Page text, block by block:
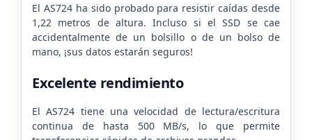
El AS724 ha sido probado para resistir caídas desde
1,22 metros de altura. Incluso si el SSD se cae
accidentalmente de un bolsillo o de un bolso de
mano, ¡sus datos estarán seguros!
Excelente rendimiento
El AS724 tiene una velocidad de lectura/escritura
continua de hasta 500 MB/s, lo que permite